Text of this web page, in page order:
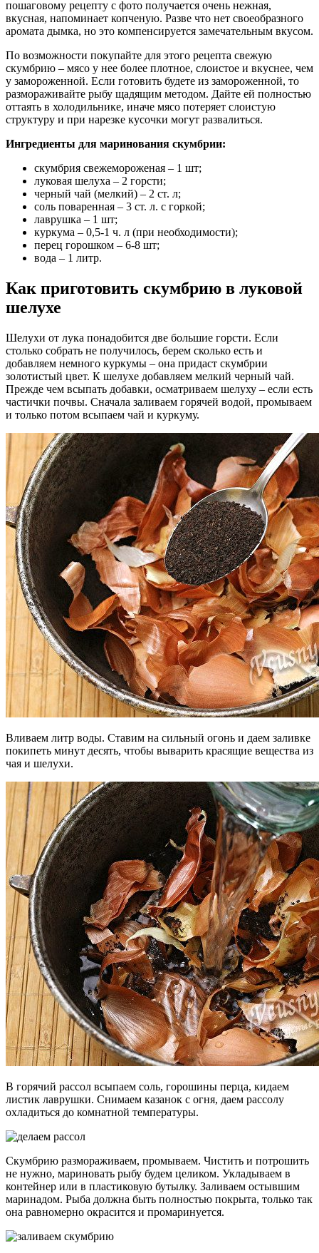
пошаговому рецепту с фото получается очень нежная,
вкусная, напоминает копченую. Разве что нет своеобразного
аромата дымка, но это компенсируется замечательным вкусом.
По возможности покупайте для этого рецепта свежую
скумбрию – мясо у нее более плотное, слоистое и вкуснее, чем
у замороженной. Если готовить будете из замороженной, то
размораживайте рыбу щадящим методом. Дайте ей полностью
оттаять в холодильнике, иначе мясо потеряет слоистую
структуру и при нарезке кусочки могут развалиться.
Ингредиенты для маринования скумбрии:
скумбрия свежемороженая – 1 шт;
луковая шелуха – 2 горсти;
черный чай (мелкий) – 2 ст. л;
соль поваренная – 3 ст. л. с горкой;
лаврушка – 1 шт;
куркума – 0,5-1 ч. л (при необходимости);
перец горошком – 6-8 шт;
вода – 1 литр.
Как приготовить скумбрию в луковой
шелухе
Шелухи от лука понадобится две большие горсти. Если
столько собрать не получилось, берем сколько есть и
добавляем немного куркумы – она придаст скумбрии
золотистый цвет. К шелухе добавляем мелкий черный чай.
Прежде чем всыпать добавки, осматриваем шелуху – если есть
частички почвы. Сначала заливаем горячей водой, промываем
и только потом всыпаем чай и куркуму.
Вливаем литр воды. Ставим на сильный огонь и даем заливке
покипеть минут десять, чтобы выварить красящие вещества из
чая и шелухи.
В горячий рассол всыпаем соль, горошины перца, кидаем
листик лаврушки. Снимаем казанок с огня, даем рассолу
охладиться до комнатной температуры.
Скумбрию размораживаем, промываем. Чистить и потрошить
не нужно, мариновать рыбу будем целиком. Укладываем в
контейнер или в пластиковую бутылку. Заливаем остывшим
маринадом. Рыба должна быть полностью покрыта, только так
она равномерно окрасится и промаринуется.